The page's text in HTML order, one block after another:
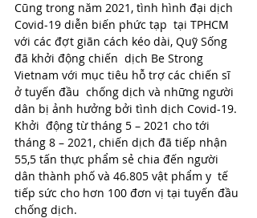
Cũng trong năm 2021, tình hình đại dịch
Covid-19 diễn biến phức tạp  tại TPHCM
với các đợt giãn cách kéo dài, Quỹ Sống
đã khởi động chiến  dịch Be Strong
Vietnam với mục tiêu hỗ trợ các chiến sĩ
ở tuyến đầu  chống dịch và những người
dân bị ảnh hưởng bởi tình dịch Covid-19.
Khởi  động từ tháng 5 – 2021 cho tới
tháng 8 – 2021, chiến dịch đã tiếp nhận
55,5 tấn thực phẩm sẻ chia đến người
dân thành phố và 46.805 vật phẩm y  tế
tiếp sức cho hơn 100 đơn vị tại tuyến đầu
chống dịch.